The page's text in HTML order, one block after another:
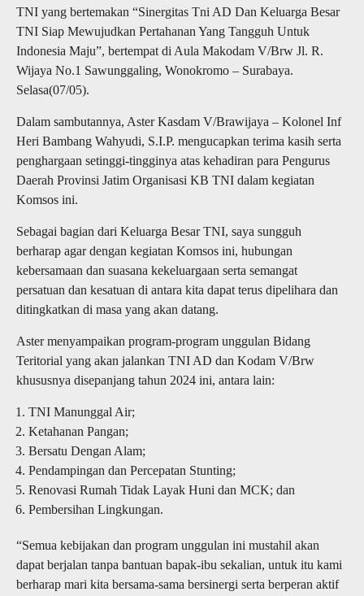
TNI yang bertemakan “Sinergitas Tni AD Dan Keluarga Besar
TNI Siap Mewujudkan Pertahanan Yang Tangguh Untuk
Indonesia Maju”, bertempat di Aula Makodam V/Brw Jl. R.
Wijaya No.1 Sawunggaling, Wonokromo – Surabaya.
Selasa(07/05).
Dalam sambutannya, Aster Kasdam V/Brawijaya – Kolonel Inf
Heri Bambang Wahyudi, S.I.P. mengucapkan terima kasih serta
penghargaan setinggi-tingginya atas kehadiran para Pengurus
Daerah Provinsi Jatim Organisasi KB TNI dalam kegiatan
Komsos ini.
Sebagai bagian dari Keluarga Besar TNI, saya sungguh
berharap agar dengan kegiatan Komsos ini, hubungan
kebersamaan dan suasana kekeluargaan serta semangat
persatuan dan kesatuan di antara kita dapat terus dipelihara dan
ditingkatkan di masa yang akan datang.
Aster menyampaikan program-program unggulan Bidang
Teritorial yang akan jalankan TNI AD dan Kodam V/Brw
khususnya disepanjang tahun 2024 ini, antara lain:
TNI Manunggal Air;
Ketahanan Pangan;
Bersatu Dengan Alam;
Pendampingan dan Percepatan Stunting;
Renovasi Rumah Tidak Layak Huni dan MCK; dan
Pembersihan Lingkungan.
“Semua kebijakan dan program unggulan ini mustahil akan
dapat berjalan tanpa bantuan bapak-ibu sekalian, untuk itu kami
berharap mari kita bersama-sama bersinergi serta berperan aktif